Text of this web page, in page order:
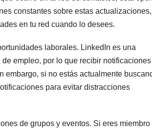
constantes sobre estas actualizaciones,
en tu red cuando lo desees.
laborales. LinkedIn es una
empleo, por lo que recibir notificaciones
embargo, si no estás actualmente
para evitar distracciones
de grupos y eventos. Si eres miembro